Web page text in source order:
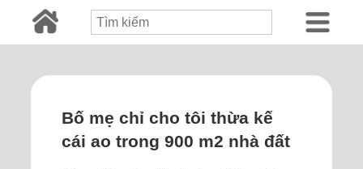
Bố mẹ chỉ cho tôi thừa kế
cái ao trong 900 m2 nhà đất